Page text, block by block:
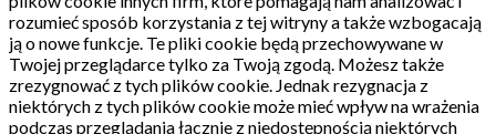
rozumieć sposób korzystania z tej witryny a także wzbogacają
ją o nowe funkcje. Te pliki cookie będą przechowywane w
Twojej przeglądarce tylko za Twoją zgodą. Możesz także
zrezygnować z tych plików cookie. Jednak rezygnacja z
niektórych z tych plików cookie może mieć wpływ na wrażenia
podczas przeglądania łącznie z niedostępnością niektórych